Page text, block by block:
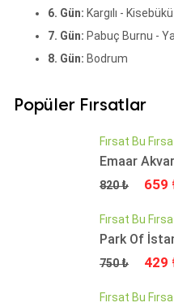
6. Gün: Kargılı - Kisebükü
7. Gün: Pabuç Burnu -
8. Gün: Bodrum
Popüler Fırsatlar
Fırsat Bu
Fiyat
820 ₺ 659
Fırsat Bu
Fiyat
750 ₺ 429
Fırsat Bu